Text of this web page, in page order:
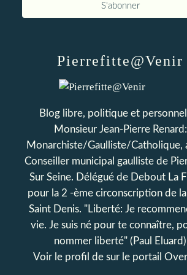
Pierrefitte@Venir
Blog libre, politique et
Monsieur Jean-Pierre Renard:
Monarchiste/Gaulliste/Catholique,
Conseiller municipal gaulliste de
Sur Seine. Délégué de Debout La
pour la 2 -ème circonscription de la
Saint Denis. "Liberté: Je
vie. Je suis né pour te connaître,
nommer liberté" (Paul Eluard)
Voir le profil de sur le portail